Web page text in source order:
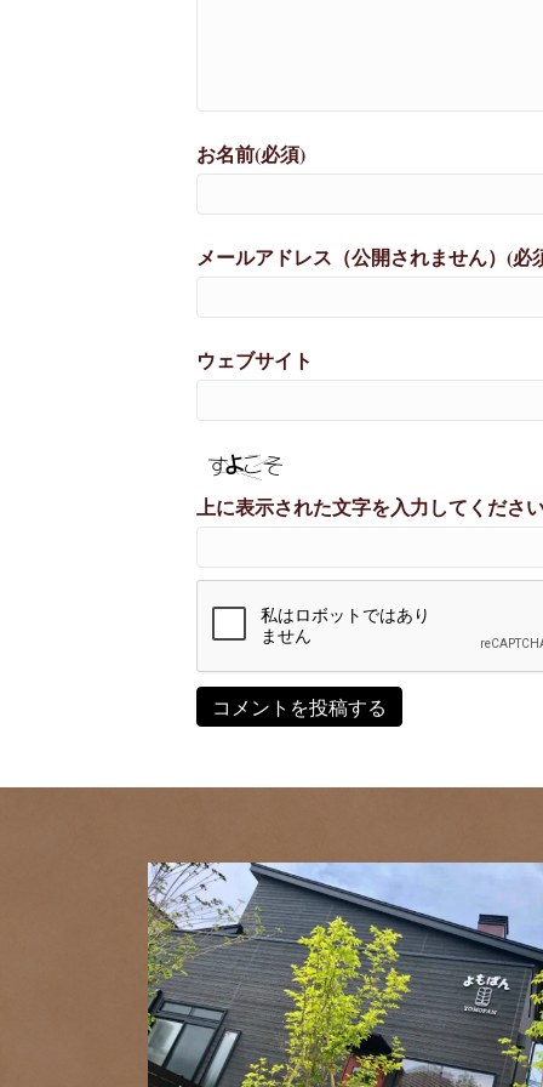
お名前(必須)
メールアドレス（公開されません）(必
ウェブサイト
上に表示された文字を入力してくださ